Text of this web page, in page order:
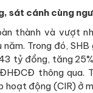
sát cánh cùng
thành và vượt
Trong đó, SHB
tỷ đồng, tăng
thông qua.
động (CIR) ở